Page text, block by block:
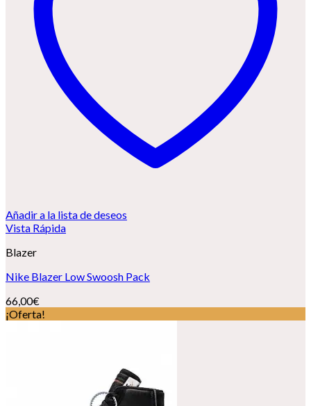
Añadir a la lista de deseos
Vista Rápida
Blazer
Nike Blazer Low Swoosh Pack
66,00€
¡Oferta!